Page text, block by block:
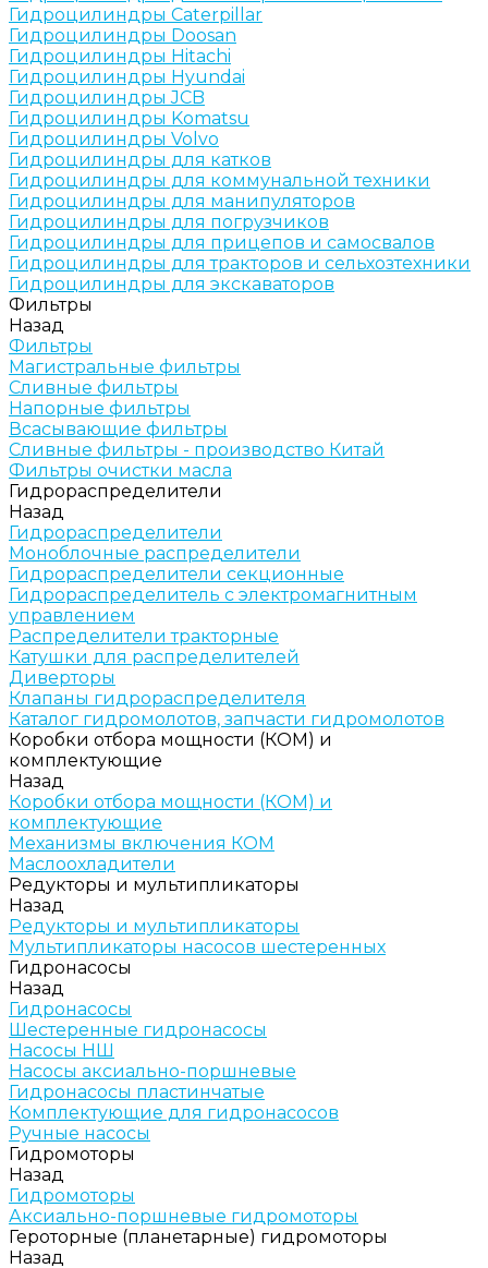
Гидроцилиндры Caterpillar
Гидроцилиндры Doosan
Гидроцилиндры Hitachi
Гидроцилиндры Hyundai
Гидроцилиндры JCB
Гидроцилиндры Komatsu
Гидроцилиндры Volvo
Гидроцилиндры для катков
Гидроцилиндры для коммунальной техники
Гидроцилиндры для манипуляторов
Гидроцилиндры для погрузчиков
Гидроцилиндры для прицепов и самосвалов
Гидроцилиндры для тракторов и сельхозтехники
Гидроцилиндры для экскаваторов
Фильтры
Назад
Фильтры
Магистральные фильтры
Сливные фильтры
Напорные фильтры
Всасывающие фильтры
Сливные фильтры - производство Китай
Фильтры очистки масла
Гидрораспределители
Назад
Гидрораспределители
Моноблочные распределители
Гидрораспределители секционные
Гидрораспределитель с электромагнитным
управлением
Распределители тракторные
Катушки для распределителей
Диверторы
Клапаны гидрораспределителя
Каталог гидромолотов, запчасти гидромолотов
Коробки отбора мощности (КОМ) и
комплектующие
Назад
Коробки отбора мощности (КОМ) и
комплектующие
Механизмы включения КОМ
Маслоохладители
Редукторы и мультипликаторы
Назад
Редукторы и мультипликаторы
Мультипликаторы насосов шестеренных
Гидронасосы
Назад
Гидронасосы
Шестеренные гидронасосы
Насосы НШ
Насосы аксиально-поршневые
Гидронасосы пластинчатые
Комплектующие для гидронасосов
Ручные насосы
Гидромоторы
Назад
Гидромоторы
Аксиально-поршневые гидромоторы
Героторные (планетарные) гидромоторы
Назад